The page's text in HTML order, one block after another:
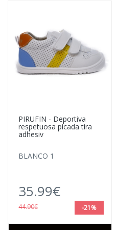
PIRUFIN - Deportiva
respetuosa picada tira
adhesiv
BLANCO 1
35.99€
44.90€ -21%